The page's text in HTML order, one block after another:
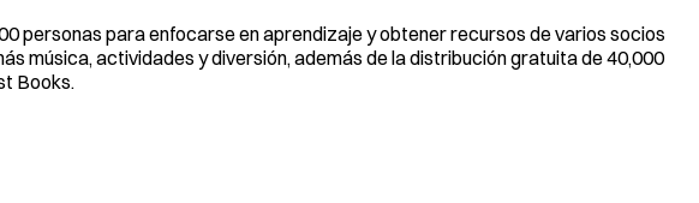
personas para enfocarse en aprendizaje y obtener recursos de varios socios
música, actividades y diversión, además de la distribución gratuita de 40,000
Books.